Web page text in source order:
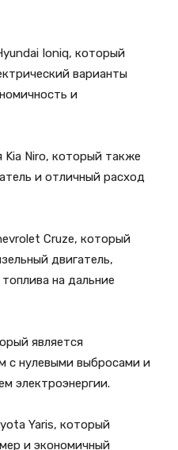
Ioniq, который
варианты
и
Niro, который также
и отличный расход
Cruze, который
двигатель,
на дальние
является
с нулевыми выбросами и
электроэнергии.
Yaris, который
и экономичный